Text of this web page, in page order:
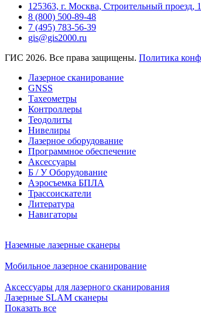
125363, г. Москва, Строительный проезд, 1
8 (800) 500-89-48
7 (495) 783-56-39
gis@gis2000.ru
ГИС 2026. Все права защищены. Политика
Лазерное сканирование
GNSS
Тахеометры
Контроллеры
Теодолиты
Нивелиры
Лазерное оборудование
Программное обеспечение
Аксессуары
Б / У Оборудование
Аэросъемка БПЛА
Трассоискатели
Литература
Навигаторы
Наземные лазерные сканеры
Мобильное лазерное сканирование
Аксессуары для лазерного сканирования
Лазерные SLAM сканеры
Показать все